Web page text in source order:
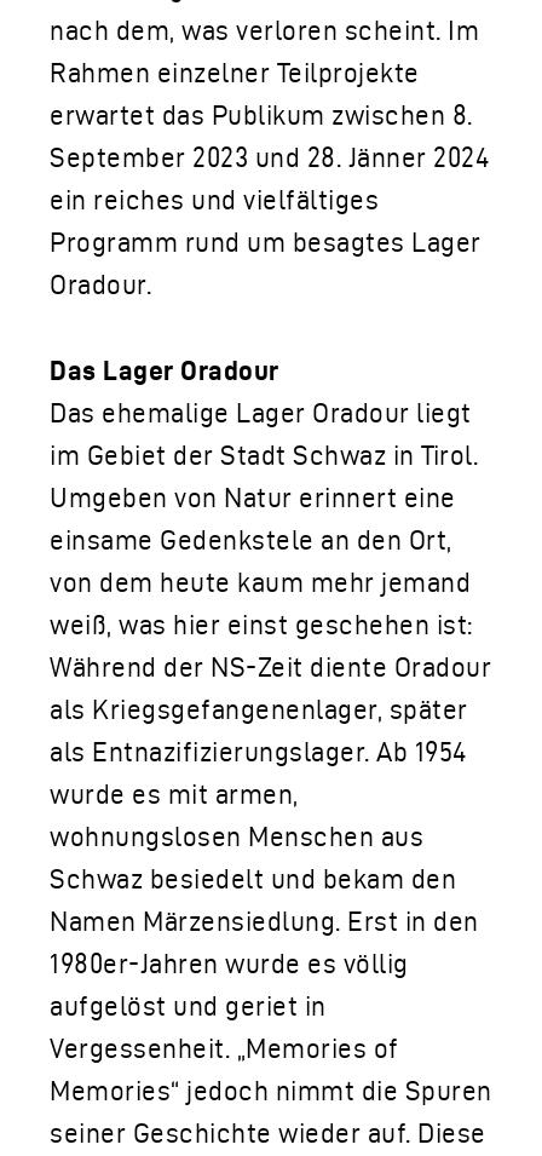
nach dem, was verloren scheint. Im
Rahmen einzelner Teilprojekte
erwartet das Publikum zwischen 8.
September 2023 und 28. Jänner 2024
ein reiches und vielfältiges
Programm rund um besagtes Lager
Oradour.
Das Lager Oradour
Das ehemalige Lager Oradour liegt
im Gebiet der Stadt Schwaz in Tirol.
Umgeben von Natur erinnert eine
einsame Gedenkstele an den Ort,
von dem heute kaum mehr jemand
weiß, was hier einst geschehen ist:
Während der NS-Zeit diente Oradour
als Kriegsgefangenenlager, später
als Entnazifizierungslager. Ab 1954
wurde es mit armen,
wohnungslosen Menschen aus
Schwaz besiedelt und bekam den
Namen Märzensiedlung. Erst in den
1980er-Jahren wurde es völlig
aufgelöst und geriet in
Vergessenheit. „Memories of
Memories“ jedoch nimmt die Spuren
seiner Geschichte wieder auf. Diese